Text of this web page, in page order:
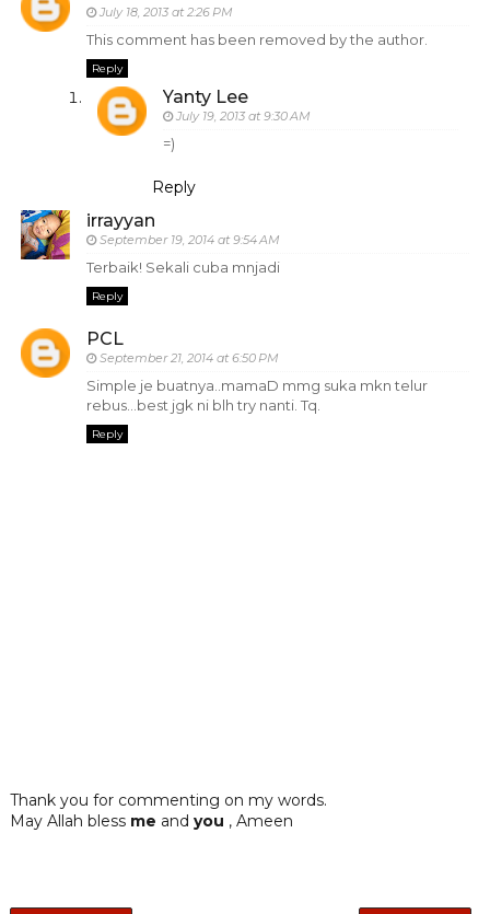
July 18, 2013 at 2:26 PM
This comment has been removed by the author.
Reply
Yanty Lee
July 19, 2013 at 9:30 AM
=)
Reply
irrayyan
September 19, 2014 at 9:54 AM
Terbaik! Sekali cuba mnjadi
Reply
PCL
September 21, 2014 at 6:50 PM
Simple je buatnya..mamaD mmg suka mkn telur
rebus...best jgk ni blh try nanti. Tq.
Reply
Thank you for commenting on my words.
May Allah bless me and you , Ameen